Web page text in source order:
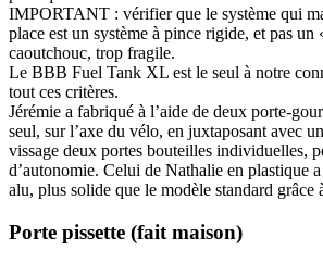
IMPORTANT : vérifier que le système qui
place est un système à pince rigide, et pas un
caoutchouc, trop fragile.
Le BBB Fuel Tank XL est le seul à notre
tout ces critères.
Jérémie a fabriqué à l’aide de deux porte-
seul, sur l’axe du vélo, en juxtaposant avec
vissage deux portes bouteilles individuelles,
d’autonomie. Celui de Nathalie en plastique
alu, plus solide que le modèle standard grâce
Porte pissette (fait maison)